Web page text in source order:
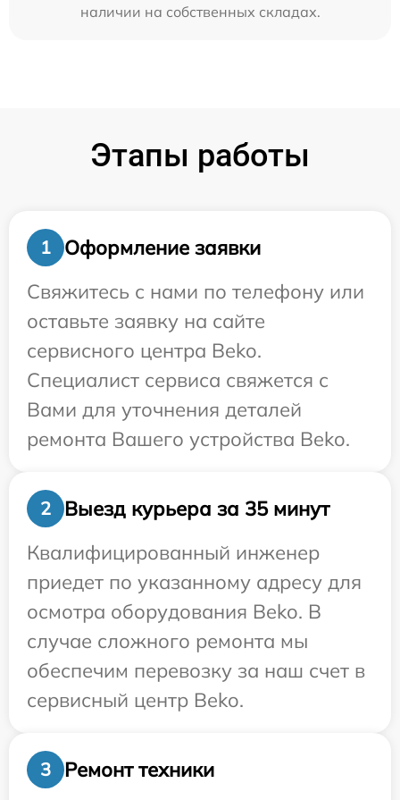
наличии на собственных складах.
Этапы работы
1
Оформление заявки
Свяжитесь с нами по телефону или
оставьте заявку на сайте
сервисного центра Beko.
Специалист сервиса свяжется с
Вами для уточнения деталей
ремонта Вашего устройства Beko.
2
Выезд курьера за 35 минут
Квалифицированный инженер
приедет по указанному адресу для
осмотра оборудования Beko. В
случае сложного ремонта мы
обеспечим перевозку за наш счет в
сервисный центр Beko.
3
Ремонт техники